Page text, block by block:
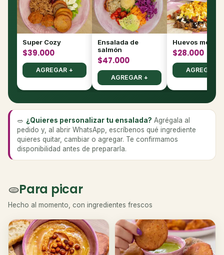
Super Cozy
$39.000
AGREGAR +
Ensalada de
salmón
$47.000
AGREGAR +
Huevos
$28.000
AGREGAR +
🥗 ¿Quieres personalizar tu ensalada? Agrégala al
pedido y, al abrir WhatsApp, escríbenos qué ingrediente
quieres quitar, cambiar o agregar. Te confirmamos
disponibilidad antes de prepararla.
🫓Para picar
Hecho al momento, con ingredientes frescos